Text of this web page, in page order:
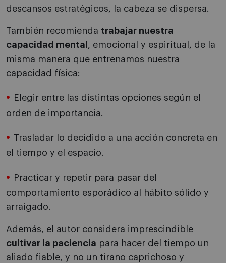
descansos estratégicos, la cabeza se dispersa.
También recomienda trabajar nuestra
capacidad mental , emocional y espiritual, de la
misma manera que entrenamos nuestra
capacidad física:
Elegir entre las distintas opciones según el
orden de importancia.
Trasladar lo decidido a una acción concreta en
el tiempo y el espacio.
Practicar y repetir para pasar del
comportamiento esporádico al hábito sólido y
arraigado.
Además, el autor considera imprescindible
cultivar la paciencia para hacer del tiempo un
aliado fiable, y no un tirano caprichoso y